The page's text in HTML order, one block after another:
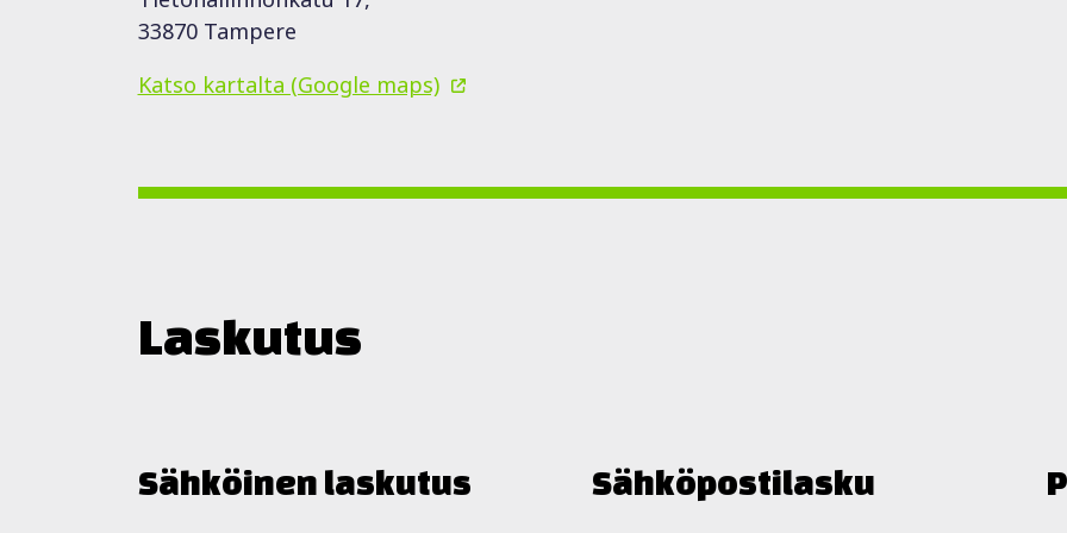
33870 Tampere
Katso kartalta (Google maps)
Laskutus
Sähköinen laskutus Sähköpostilasku